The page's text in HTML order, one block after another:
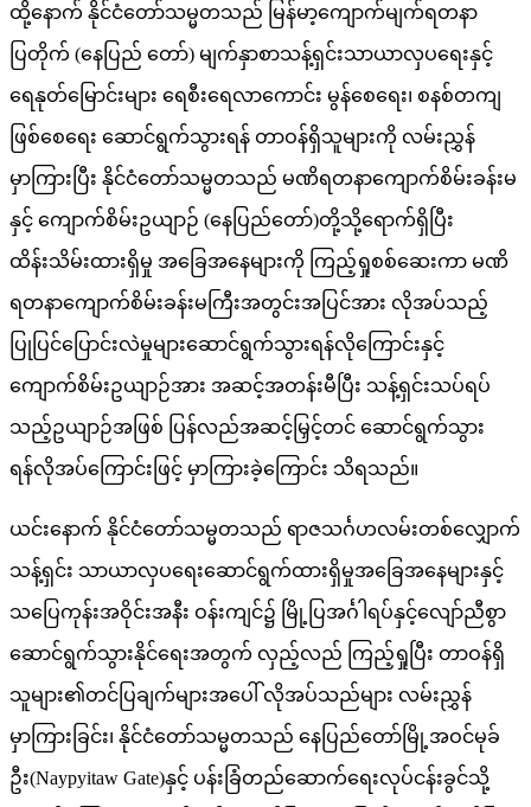
ထို့နောက် နိုင်ငံတော်သမ္မတသည် မြန်မာ့ကျောက်မျက်ရတနာ
ပြတိုက် (နေပြည် တော်) မျက်နှာစာသန့်ရှင်းသာယာလှပရေးနှင့်
ရေနုတ်မြောင်းများ ရေစီးရေလာကောင်း မွန်စေရေး၊ စနစ်တကျ
ဖြစ်စေရေး ဆောင်ရွက်သွားရန် တာဝန်ရှိသူများကို လမ်းညွှန်
မှာကြားပြီး နိုင်ငံတော်သမ္မတသည် မဏိရတနာကျောက်စိမ်းခန်းမ
နှင့် ကျောက်စိမ်းဥယျာဉ် (နေပြည်တော်)တို့သို့ရောက်ရှိပြီး
ထိန်းသိမ်းထားရှိမှု အခြေအနေများကို ကြည့်ရှုစစ်ဆေးကာ မဏိ
ရတနာကျောက်စိမ်းခန်းမကြီးအတွင်းအပြင်အား လိုအပ်သည့်
ပြုပြင်ပြောင်းလဲမှုများဆောင်ရွက်သွားရန်လိုကြောင်းနှင့်
ကျောက်စိမ်းဥယျာဉ်အား အဆင့်အတန်းမီပြီး သန့်ရှင်းသပ်ရပ်
သည့်ဥယျာဉ်အဖြစ် ပြန်လည်အဆင့်မြှင့်တင် ဆောင်ရွက်သွား
ရန်လိုအပ်ကြောင်းဖြင့် မှာကြားခဲ့​ကြောင်း သိရသည်။
ယင်းနောက် နိုင်ငံတော်သမ္မတသည် ရာဇသင်္ဂဟလမ်းတစ်လျှောက်
သန့်ရှင်း သာယာလှပရေးဆောင်ရွက်ထားရှိမှုအခြေအနေများနှင့်
သပြေကုန်းအဝိုင်းအနီး ဝန်းကျင်၌ မြို့ပြအင်္ဂါရပ်နှင့်လျော်ညီစွာ
ဆောင်ရွက်သွားနိုင်ရေးအတွက် လှည့်လည် ကြည့်ရှုပြီး တာဝန်ရှိ
သူများ၏တင်ပြချက်များအပေါ် လိုအပ်သည်များ လမ်းညွှန်
မှာကြားခြင်း၊ နိုင်ငံတော်သမ္မတသည် နေပြည်တော်မြို့အဝင်မုခ်
ဦး(Naypyitaw Gate)နှင့် ပန်းခြံတည်ဆောက်ရေးလုပ်ငန်းခွင်သို့